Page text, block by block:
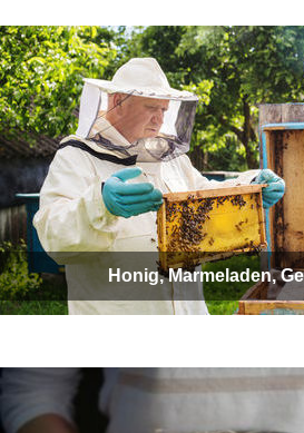
Honig, Marmeladen,